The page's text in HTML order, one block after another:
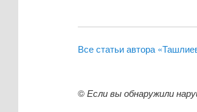
Все статьи автора
©Если вы обнаружили